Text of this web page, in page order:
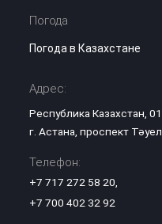
Погода
Погода в Казахстане
Адрес:
Республика Казахстан,
г. Астана, проспект
Телефон:
+7 717 272 58 20
+7 700 402 32 92